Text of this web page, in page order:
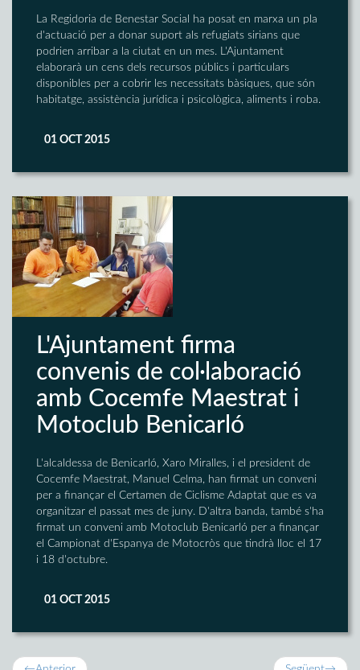
La Regidoria de Benestar Social ha posat en marxa un pla
d'actuació per a donar suport als refugiats sirians que
podrien arribar a la ciutat en un mes. L'Ajuntament
elaborarà un cens dels recursos públics i particulars
disponibles per a cobrir les necessitats bàsiques, que són
habitatge, assistència jurídica i psicològica, aliments i roba.
01 OCT 2015
L'Ajuntament firma
convenis de col·laboració
amb Cocemfe Maestrat i
Motoclub Benicarló
L'alcaldessa de Benicarló, Xaro Miralles, i el president de
Cocemfe Maestrat, Manuel Celma, han firmat un conveni
per a finançar el Certamen de Ciclisme Adaptat que es va
organitzar el passat mes de juny. D'altra banda, també s'ha
firmat un conveni amb Motoclub Benicarló per a finançar
el Campionat d'Espanya de Motocròs que tindrà lloc el 17
i 18 d'octubre.
01 OCT 2015